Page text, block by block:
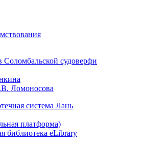
судоверфи
Ломоносова